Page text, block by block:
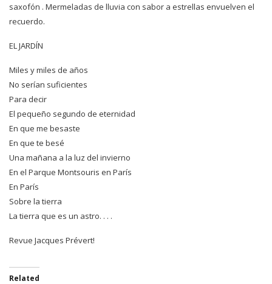
saxofón . Mermeladas de lluvia con sabor a estrellas envuelven el
recuerdo.
EL JARDÍN
Miles y miles de años
No serían suficientes
Para decir
El pequeño segundo de eternidad
En que me besaste
En que te besé
Una mañana a la luz del invierno
En el Parque Montsouris en París
En París
Sobre la tierra
La tierra que es un astro. . . .
Revue Jacques Prévert!
Related